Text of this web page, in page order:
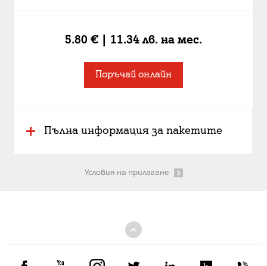
5.80 € | 11.34 лв. на мес.
Поръчай онлайн
Пълна информация за пакетите
Условия на прилагане